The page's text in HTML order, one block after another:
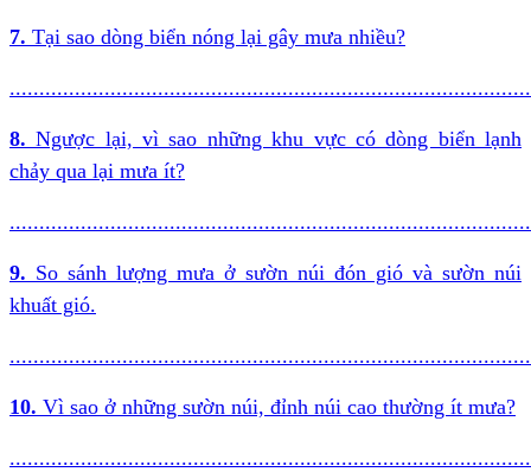
7. Tại sao dòng biển nóng lại gây mưa nhiều?
8. Ngược lại, vì sao những khu vực có dòng biển lạnh
chảy qua lại mưa ít?
9. So sánh lượng mưa ở sườn núi đón gió và sườn núi
khuất gió.
10. Vì sao ở những sườn núi, đỉnh núi cao thường ít mưa?